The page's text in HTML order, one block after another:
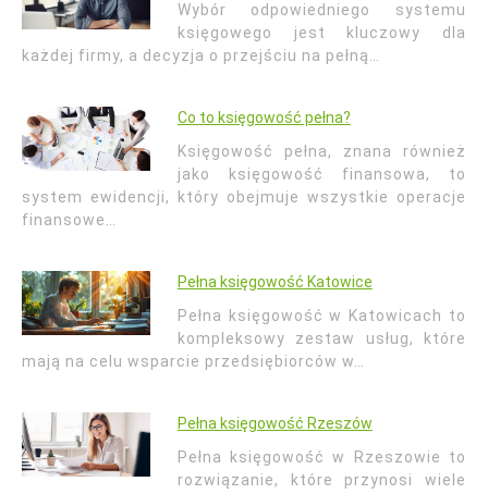
Wybór odpowiedniego systemu
księgowego jest kluczowy dla
każdej firmy, a decyzja o przejściu na pełną…
Co to księgowość pełna?
Księgowość pełna, znana również
jako księgowość finansowa, to
system ewidencji, który obejmuje wszystkie operacje
finansowe…
Pełna księgowość Katowice
Pełna księgowość w Katowicach to
kompleksowy zestaw usług, które
mają na celu wsparcie przedsiębiorców w…
Pełna księgowość Rzeszów
Pełna księgowość w Rzeszowie to
rozwiązanie, które przynosi wiele